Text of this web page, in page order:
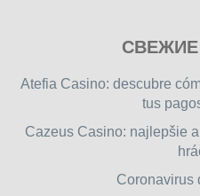
free
games
Atefia Casino: descubre
tus
Cazeus Casino: najlepšie
Coronavirus